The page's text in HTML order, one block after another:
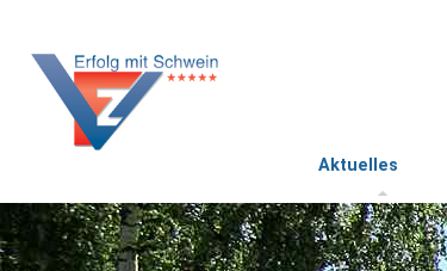
Aktuelles
Vorträge und
Präsentationen